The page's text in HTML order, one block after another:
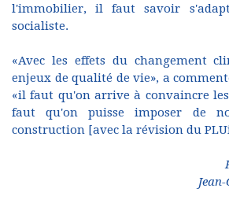
l'immobilier, il faut savoir
socialiste.
«Avec les effets du changement
enjeux de qualité de vie», a
«il faut qu'on arrive à convaincre
faut qu'on puisse imposer de
construction [avec la révision du